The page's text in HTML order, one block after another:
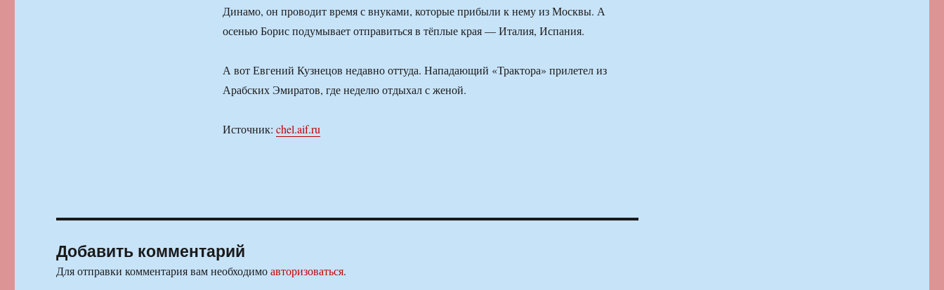
Динамо, он проводит время с внуками, которые прибыли к нему из Москвы. А
осенью Борис подумывает отправиться в тёплые края — Италия, Испания.
А вот Евгений Кузнецов недавно оттуда. Нападающий «Трактора» прилетел из
Арабских Эмиратов, где неделю отдыхал с женой.
Источник: chel.aif.ru
Добавить комментарий
Для отправки комментария вам необходимоавторизоваться.